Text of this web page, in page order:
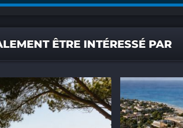
ÊTRE INTÉRESSÉ PAR